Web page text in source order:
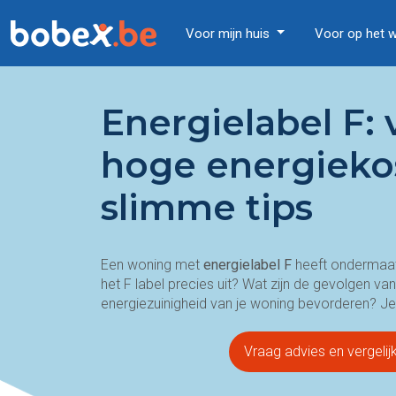
Voor mijn huis Voor op het
Energielabel F:
hoge
slimme tips
Een woning met energielabel F heeft
het F label precies uit? Wat zijn de gevolgen
energiezuinigheid van je woning bevorderen?
Vraag advies en